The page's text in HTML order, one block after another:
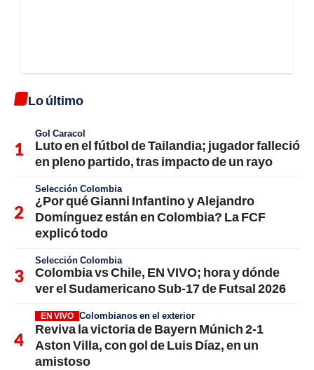
Lo último
Gol Caracol
Luto en el fútbol de Tailandia; jugador falleció
en pleno partido, tras impacto de un rayo
Selección Colombia
¿Por qué Gianni Infantino y Alejandro
Domínguez están en Colombia? La FCF
explicó todo
Selección Colombia
Colombia vs Chile, EN VIVO; hora y dónde
ver el Sudamericano Sub-17 de Futsal 2026
EN VIVO Colombianos en el exterior
Reviva la victoria de Bayern Múnich 2-1
Aston Villa, con gol de Luis Díaz, en un
amistoso